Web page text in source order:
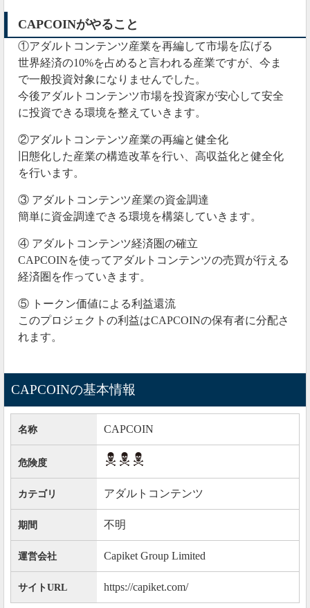
CAPCOINがやること
①アダルトコンテンツ産業を再編して市場を広げる
世界経済の10%を占めると言われる産業ですが、今ま
で一般投資対象になりませんでした。
今後アダルトコンテンツ市場を投資家が安心して安全
に投資できる環境を整えていきます。
②アダルトコンテンツ産業の再編と健全化
旧態化した産業の構造改革を行い、高収益化と健全化
を行います。
③ アダルトコンテンツ産業の資金調達
簡単に資金調達できる環境を構築していきます。
④ アダルトコンテンツ経済圏の確立
CAPCOINを使ってアダルトコンテンツの売買が行える
経済圏を作っていきます。
⑤ トークン価値による利益還流
このプロジェクトの利益はCAPCOINの保有者に分配さ
れます。
CAPCOINの基本情報
名称 CAPCOIN
危険度
カテゴリ アダルトコンテンツ
期間 不明
運営会社 Capiket Group Limited
サイトURL https://capiket.com/